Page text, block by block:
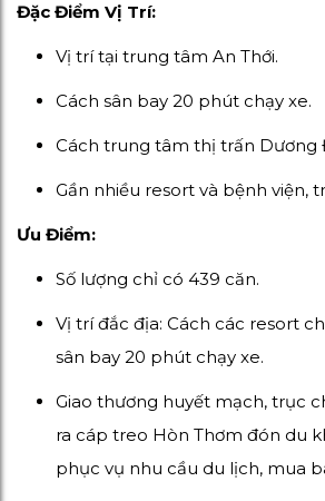
Đặc Điểm Vị Trí:
Vị trí tại trung tâm An Thới.
Cách sân bay 20 phút chạy xe.
Cách trung tâm thị trấn Dương
Gần nhiều resort và bệnh viện,
Ưu Điểm:
Số lượng chỉ có 439 căn.
Vị trí đắc địa: Cách các resort
sân bay 20 phút chạy xe.
Giao thương huyết mạch, trục
ra cáp treo Hòn Thơm đón du
phục vụ nhu cầu du lịch, mua